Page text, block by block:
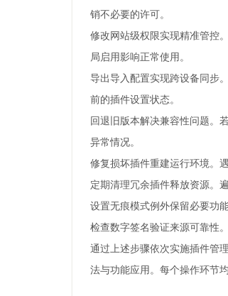
销不必要的许可。
修改网站级权限实现精准管控
局启用影响正常使用。
导出导入配置实现跨设备同步
前的插件设置状态。
回退旧版本解决兼容性问题。
异常情况。
修复损坏插件重建运行环境。
定期清理冗余插件释放资源。
设置无痕模式例外保留必要功
检查数字签名验证来源可靠性
通过上述步骤依次实施插件管
法与功能应用。每个操作环节